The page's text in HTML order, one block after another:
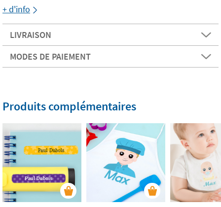
+ d'info
LIVRAISON
MODES DE PAIEMENT
Produits complémentaires